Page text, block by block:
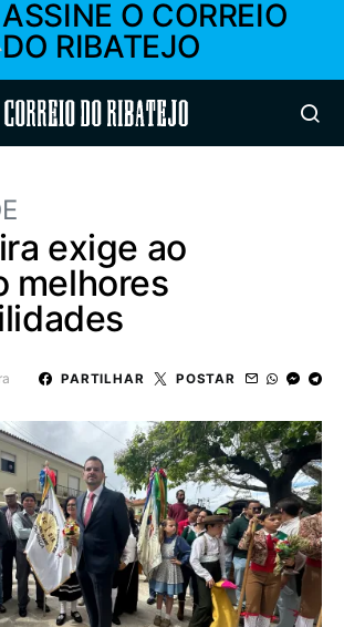
ASSINE O CORREIO
DO RIBATEJO
Correio do Ribatejo
exige ao
melhores
PARTILHAR POSTAR